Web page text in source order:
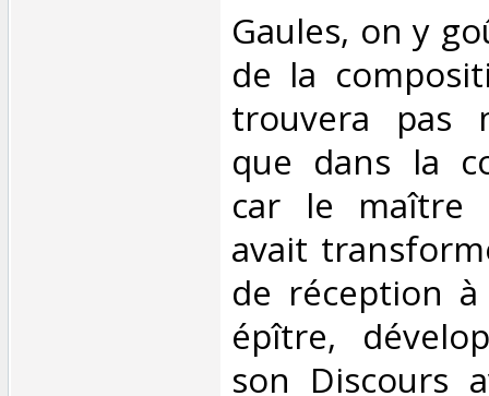
Gaules, on y
de la
trouvera pas
que dans la
car le maître
avait
de réception à
épître,
son Discours